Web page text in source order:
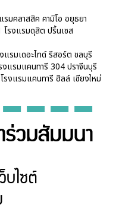
มคลาสสิค คามิโอ อยุธยา
รงแรมดุสิต ปริ้นเซส
รมเดอะไทด์ รีสอร์ต ชลบุรี
แรมแคนทารี 304 ปราจีนบุรี
งแรมแคนทารี ฮิลล์ เชียงใหม่